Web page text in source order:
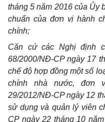
tháng 5 năm 2016 của Ủy
chuẩn của đơn vị hành
chính;
Căn cứ các Nghị định
68/2000/NĐ-CP ngày 17
chế độ hợp đồng một số
chính nhà nước, đơn
29/2012/NĐ-CP ngày 12
sử dụng và quản lý viên
CP ngày 22 tháng 10